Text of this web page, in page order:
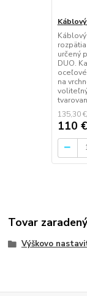
určený
DUO.
na
135,30 €
110 €
Tovar
Výškovo